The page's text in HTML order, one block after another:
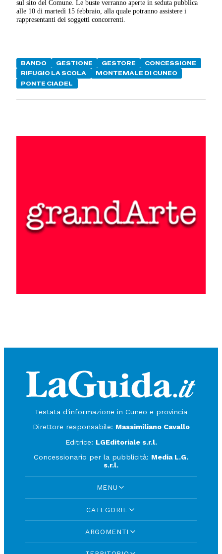
sul sito del Comune. Le buste verranno aperte in seduta pubblica
alle 10 di martedì 15 febbraio, alla quale potranno assistere i
rappresentanti dei soggetti concorrenti.
BANDO GESTIONE GESTORE
CONCESSIONE
RIFUGIO LA SCOLA
MONTEMALE DI CUNEO
PONTE CIADEL
Testata d'informazione in Cuneo e provincia
Direttore responsabile: Massimiliano Cavallo
Editrice: LGEditoriale s.r.l.
Concessionario per la pubblicità: Media L.G.
s.r.l.
MENU
CATEGORIE
ARGOMENTI